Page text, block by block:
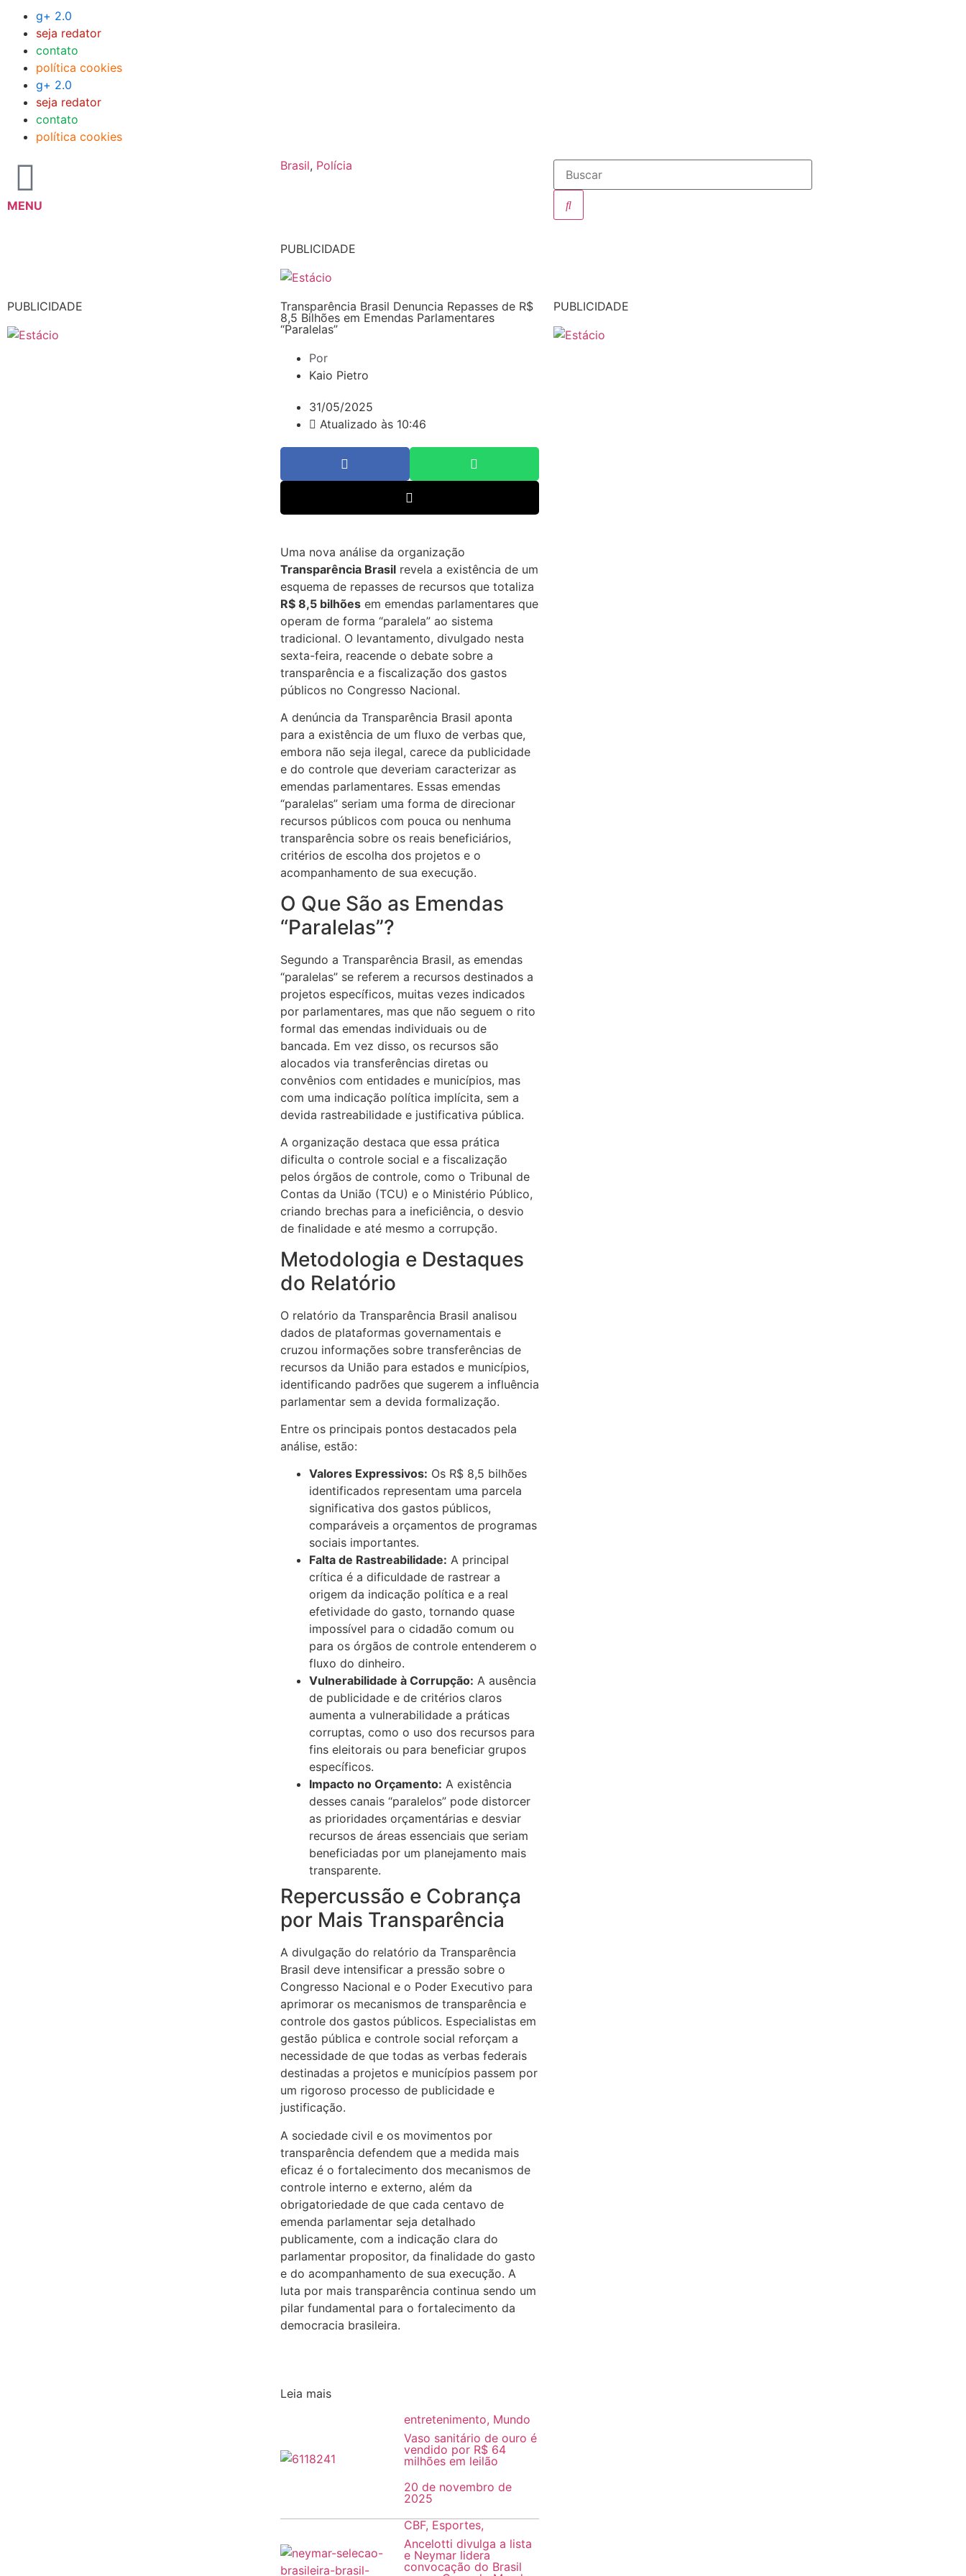
g+ 2.0
seja redator
contato
política cookies
g+ 2.0
seja redator
contato
política cookies
MENU
Brasil, Polícia
PUBLICIDADE
PUBLICIDADE
Transparência Brasil Denuncia Repasses de R$
8,5 Bilhões em Emendas Parlamentares
“Paralelas”
Por
Kaio Pietro
31/05/2025
Atualizado às 10:46
Uma nova análise da organização
Transparência Brasilrevela a existência de um
esquema de repasses de recursos que totaliza
R$ 8,5 bilhõesem emendas parlamentares que
operam de forma “paralela” ao sistema
tradicional. O levantamento, divulgado nesta
sexta-feira, reacende o debate sobre a
transparência e a fiscalização dos gastos
públicos no Congresso Nacional.
A denúncia da Transparência Brasil aponta
para a existência de um fluxo de verbas que,
embora não seja ilegal, carece da publicidade
e do controle que deveriam caracterizar as
emendas parlamentares. Essas emendas
“paralelas” seriam uma forma de direcionar
recursos públicos com pouca ou nenhuma
transparência sobre os reais beneficiários,
critérios de escolha dos projetos e o
acompanhamento de sua execução.
O Que São as Emendas
“Paralelas”?
Segundo a Transparência Brasil, as emendas
“paralelas” se referem a recursos destinados a
projetos específicos, muitas vezes indicados
por parlamentares, mas que não seguem o rito
formal das emendas individuais ou de
bancada. Em vez disso, os recursos são
alocados via transferências diretas ou
convênios com entidades e municípios, mas
com uma indicação política implícita, sem a
devida rastreabilidade e justificativa pública.
A organização destaca que essa prática
dificulta o controle social e a fiscalização
pelos órgãos de controle, como o Tribunal de
Contas da União (TCU) e o Ministério Público,
criando brechas para a ineficiência, o desvio
de finalidade e até mesmo a corrupção.
Metodologia e Destaques
do Relatório
O relatório da Transparência Brasil analisou
dados de plataformas governamentais e
cruzou informações sobre transferências de
recursos da União para estados e municípios,
identificando padrões que sugerem a influência
parlamentar sem a devida formalização.
Entre os principais pontos destacados pela
análise, estão:
Valores Expressivos: Os R$ 8,5 bilhões
identificados representam uma parcela
significativa dos gastos públicos,
comparáveis a orçamentos de programas
sociais importantes.
Falta de Rastreabilidade: A principal
crítica é a dificuldade de rastrear a
origem da indicação política e a real
efetividade do gasto, tornando quase
impossível para o cidadão comum ou
para os órgãos de controle entenderem o
fluxo do dinheiro.
Vulnerabilidade à Corrupção: A ausência
de publicidade e de critérios claros
aumenta a vulnerabilidade a práticas
corruptas, como o uso dos recursos para
fins eleitorais ou para beneficiar grupos
específicos.
Impacto no Orçamento: A existência
desses canais “paralelos” pode distorcer
as prioridades orçamentárias e desviar
recursos de áreas essenciais que seriam
beneficiadas por um planejamento mais
transparente.
Repercussão e Cobrança
por Mais Transparência
A divulgação do relatório da Transparência
Brasil deve intensificar a pressão sobre o
Congresso Nacional e o Poder Executivo para
aprimorar os mecanismos de transparência e
controle dos gastos públicos. Especialistas em
gestão pública e controle social reforçam a
necessidade de que todas as verbas federais
destinadas a projetos e municípios passem por
um rigoroso processo de publicidade e
justificação.
A sociedade civil e os movimentos por
transparência defendem que a medida mais
eficaz é o fortalecimento dos mecanismos de
controle interno e externo, além da
obrigatoriedade de que cada centavo de
emenda parlamentar seja detalhado
publicamente, com a indicação clara do
parlamentar propositor, da finalidade do gasto
e do acompanhamento de sua execução. A
luta por mais transparência continua sendo um
pilar fundamental para o fortalecimento da
democracia brasileira.
Leia mais
entretenimento, Mundo
Vaso sanitário de ouro é
vendido por R$ 64
milhões em leilão
20 de novembro de
2025
CBF, Esportes,
Ancelotti divulga a lista
e Neymar lidera
convocação do Brasil
PUBLICIDADE